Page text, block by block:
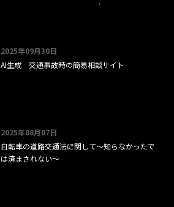
2025年09月30日
AI生成 交通事故時の簡易相談サイト
2025年08月07日
自転車の道路交通法に関して～知らなかったで
は済まされない～